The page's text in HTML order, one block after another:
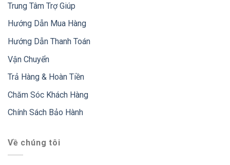
Trung Tâm Trợ Giúp
Hướng Dẫn Mua Hàng
Hướng Dẫn Thanh Toán
Vận Chuyển
Trả Hàng & Hoàn Tiền
Chăm Sóc Khách Hàng
Chính Sách Bảo Hành
Về chúng tôi